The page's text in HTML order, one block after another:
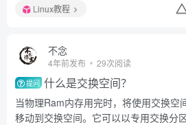
Linux教程
不念
4年前发布 29次阅读
提问 什么是交换空间？
当物理Ram内存用完时，将使用交换空
移动到交换空间。它可以以专用交换分